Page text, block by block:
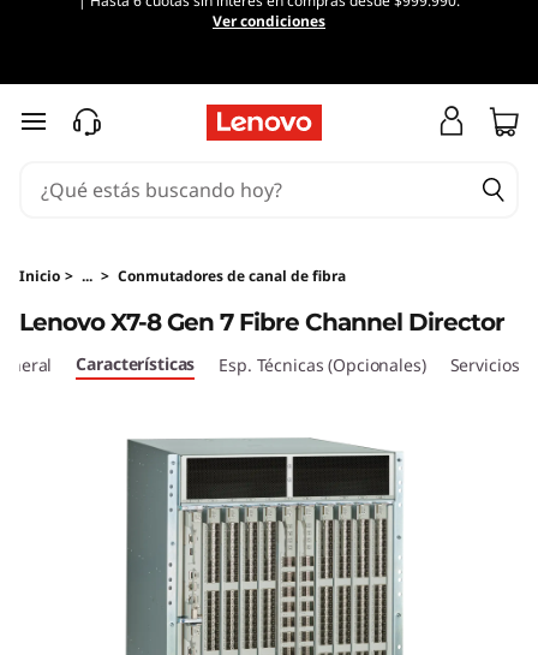
e
n
o
X
7
Ver condiciones
Ir al contenido principal
Inicio > ... > Conmutadores de canal de fibra
Lenovo X7-8 Gen 7 Fibre Channel Director
Características Esp. Técnicas (Opcionales) Servicios